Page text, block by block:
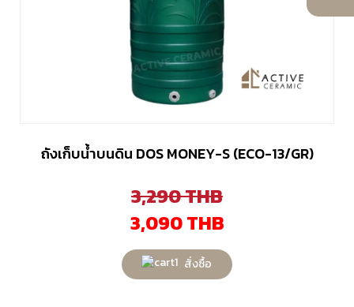
ถังเก็บน้ำบนดิน DOS MONEY-S (ECO-13/GR)
3,290THB
3,090THB
สั่งซื้อ